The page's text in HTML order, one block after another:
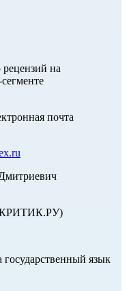
на
почта
язык